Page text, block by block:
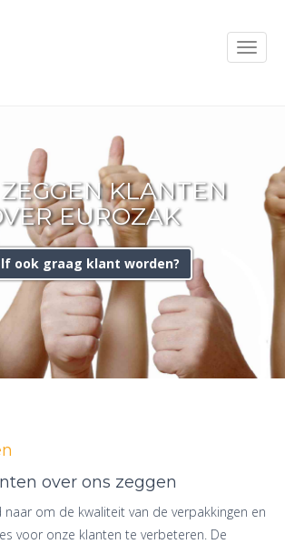
KLANTEN
EUROZAK
ook graag klant worden?
over ons zeggen
naar om de kwaliteit van de verpakkingen en
voor onze klanten te verbeteren. De